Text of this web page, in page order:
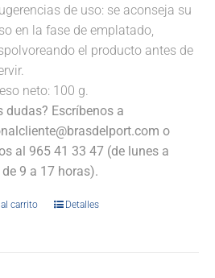
de uso: se aconseja su
en la fase de emplatado,
el producto antes de
neto: 100 g.
dudas? Escríbenos a
o
al 965 41 33 47 (de lunes a
9 a 17 horas).
carrito Detalles